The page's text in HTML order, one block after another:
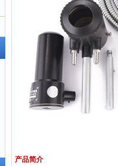
产品简介